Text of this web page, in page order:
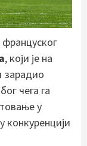
, који је на
зарадио
чега га
у
конкуренцији